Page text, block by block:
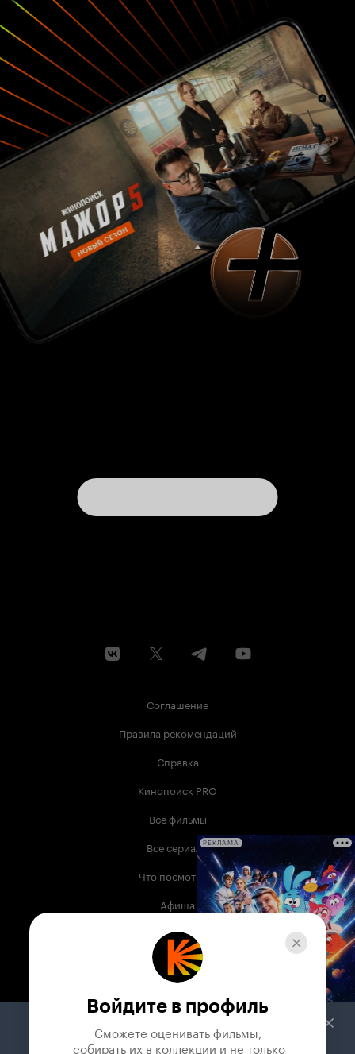
Соглашение
Правила рекомендаций
Справка
Кинопоиск PRO
Все фильмы
Все сериалы
Что посмотреть
Афиша
Музыка
Телепрограмма
Служба поддержки
РЕКЛАМА
Войдите в профиль
Сможете оценивать фильмы,
собирать их в коллекции и не только